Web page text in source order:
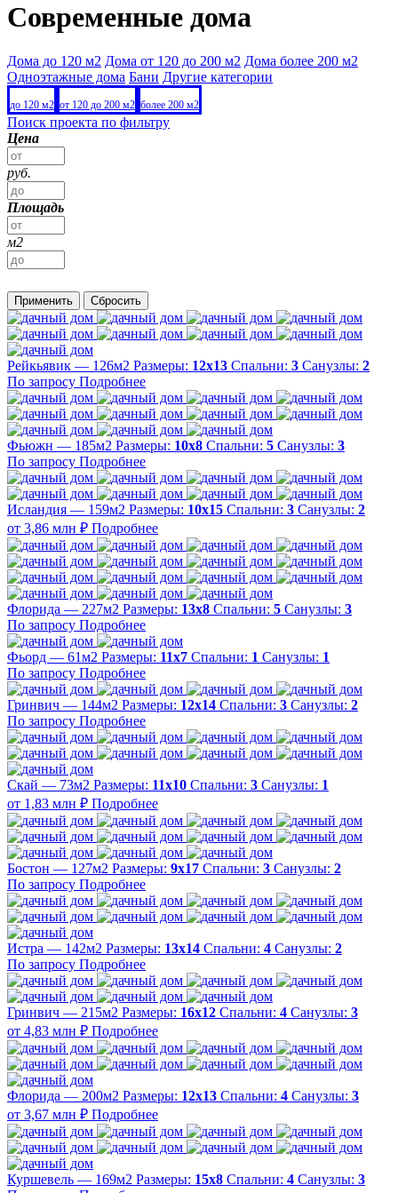
Современные дома
Дома до 120 м2 Дома от 120 до 200 м2 Дома более 200 м2
Одноэтажные дома Бани Другие категории
до 120 м2 от 120 до 200 м2 более 200 м2
Поиск проекта по фильтру
Цена
руб.
Площадь
м2
Применить Сбросить
Рейкьявик — 126м2 Размеры: 12х13 Спальни: 3 Санузлы: 2
По запросу Подробнее
Фьюжн — 185м2 Размеры: 10х8 Спальни: 5 Санузлы: 3
По запросу Подробнее
Исландия — 159м2 Размеры: 10х15 Спальни: 3 Санузлы: 2
от 3,86 млн ₽ Подробнее
Флорида — 227м2 Размеры: 13х8 Спальни: 5 Санузлы: 3
По запросу Подробнее
Фьорд — 61м2 Размеры: 11х7 Спальни: 1 Санузлы: 1
По запросу Подробнее
Гринвич — 144м2 Размеры: 12х14 Спальни: 3 Санузлы: 2
По запросу Подробнее
Скай — 73м2 Размеры: 11х10 Спальни: 3 Санузлы: 1
от 1,83 млн ₽ Подробнее
Бостон — 127м2 Размеры: 9х17 Спальни: 3 Санузлы: 2
По запросу Подробнее
Истра — 142м2 Размеры: 13х14 Спальни: 4 Санузлы: 2
По запросу Подробнее
Гринвич — 215м2 Размеры: 16х12 Спальни: 4 Санузлы: 3
от 4,83 млн ₽ Подробнее
Флорида — 200м2 Размеры: 12х13 Спальни: 4 Санузлы: 3
от 3,67 млн ₽ Подробнее
Куршевель — 169м2 Размеры: 15х8 Спальни: 4 Санузлы: 3